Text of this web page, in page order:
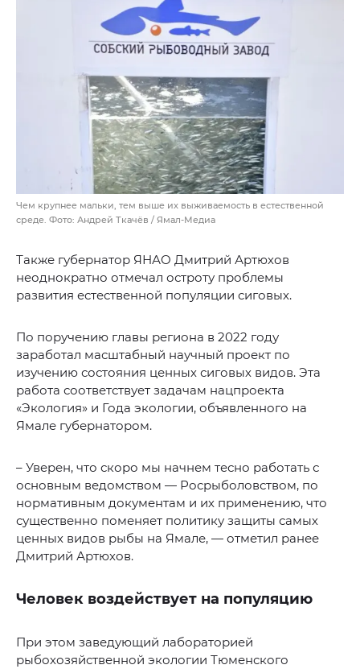
Чем крупнее мальки, тем выше их выживаемость в естественной
среде. Фото: Андрей Ткачёв / Ямал-Медиа
Также губернатор ЯНАО Дмитрий Артюхов
неоднократно отмечал остроту проблемы
развития естественной популяции сиговых.
По поручению главы региона в 2022 году
заработал масштабный научный проект по
изучению состояния ценных сиговых видов. Эта
работа соответствует задачам нацпроекта
«Экология» и Года экологии, объявленного на
Ямале губернатором.
– Уверен, что скоро мы начнем тесно работать с
основным ведомством — Росрыболовством, по
нормативным документам и их применению, что
существенно поменяет политику защиты самых
ценных видов рыбы на Ямале, — отметил ранее
Дмитрий Артюхов.
Человек воздействует на популяцию
При этом заведующий лабораторией
рыбохозяйственной экологии Тюменского